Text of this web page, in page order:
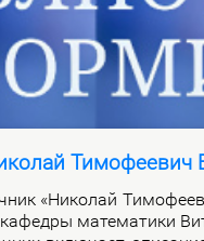
Тимофеевич
«Ни­ко­лай
ма­те­ма­ти­ки